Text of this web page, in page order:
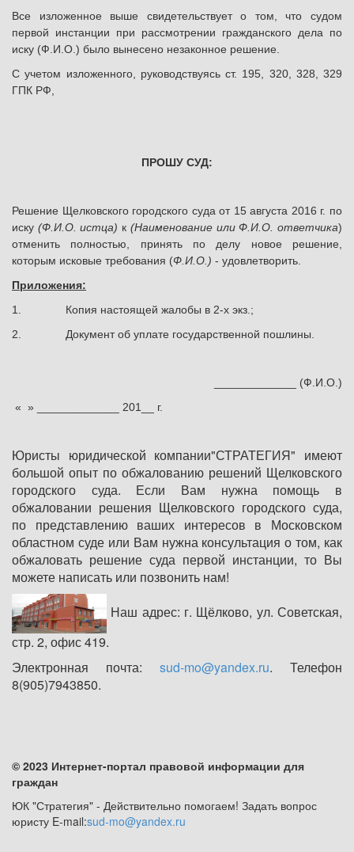
Все изложенное выше свидетельствует о том, что судом
первой инстанции при рассмотрении гражданского дела по
иску (Ф.И.О.) было вынесено незаконное решение.
С учетом изложенного, руководствуясь ст. 195, 320, 328, 329
ГПК РФ,
ПРОШУ СУД:
Решение Щелковского городского суда от 15 августа 2016 г. по
иску (Ф.И.О. истца) к (Наименование или Ф.И.О. ответчика)
отменить полностью, принять по делу новое решение,
которым исковые требования (Ф.И.О.) - удовлетворить.
Приложения:
1. Копия настоящей жалобы в 2-х экз.;
2. Документ об уплате государственной пошлины.
_____________ (Ф.И.О.)
« » _____________ 201__ г.
Юристы юридической компании"СТРАТЕГИЯ" имеют
большой опыт по обжалованию решений Щелковского
городского суда. Если Вам нужна помощь в
обжаловании решения Щелковского городского суда,
по представлению ваших интересов в Московском
областном суде или Вам нужна консультация о том, как
обжаловать решение суда первой инстанции, то Вы
можете написать или позвонить нам!
Наш адрес: г. Щёлково, ул. Советская,
стр. 2, офис 419.
Электронная почта: sud-mo@yandex.ru. Телефон
8(905)7943850.
© 2023 Интернет-портал правовой информации для
граждан
ЮК "Стратегия" - Действительно помогаем! Задать вопрос
юристу E-mail:sud-mo@yandex.ru